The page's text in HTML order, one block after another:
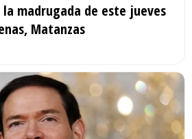
madrugada de este jueves
Matanzas